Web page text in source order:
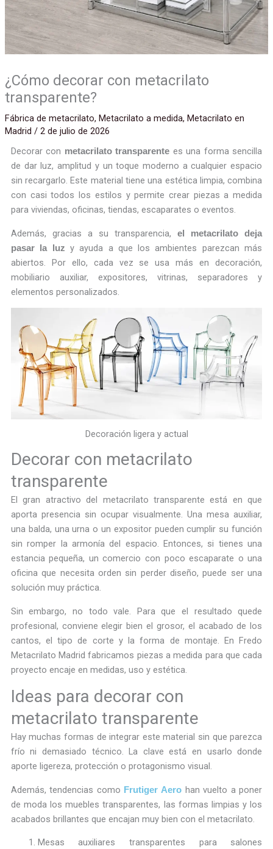
¿Cómo decorar con metacrilato
transparente?
Fábrica de metacrilato, Metacrilato a medida, Metacrilato en
Madrid / 2 de julio de 2026
Decorar con metacrilato transparente es una forma sencilla
de dar luz, amplitud y un toque moderno a cualquier espacio
sin recargarlo. Este material tiene una estética limpia, combina
con casi todos los estilos y permite crear piezas a medida
para viviendas, oficinas, tiendas, escaparates o eventos.
Además, gracias a su transparencia,el metacrilato deja
pasar la luz y ayuda a que los ambientes parezcan más
abiertos. Por ello, cada vez se usa más en decoración,
mobiliario auxiliar, expositores, vitrinas, separadores y
elementos personalizados.
Decoración ligera y actual
Decorar con metacrilato
transparente
El gran atractivo del metacrilato transparente está en que
aporta presencia sin ocupar visualmente. Una mesa auxiliar,
una balda, una urna o un expositor pueden cumplir su función
sin romper la armonía del espacio. Entonces, si tienes una
estancia pequeña, un comercio con poco escaparate o una
oficina que necesita orden sin perder diseño, puede ser una
solución muy práctica.
Sin embargo, no todo vale. Para que el resultado quede
profesional, conviene elegir bien el grosor, el acabado de los
cantos, el tipo de corte y la forma de montaje. En Fredo
Metacrilato Madrid fabricamos piezas a medida para que cada
proyecto encaje en medidas, uso y estética.
Ideas para decorar con
metacrilato transparente
Hay muchas formas de integrar este material sin que parezca
frío ni demasiado técnico. La clave está en usarlo donde
aporte ligereza, protección o protagonismo visual.
Además, tendencias como Frutiger Aero han vuelto a poner
de moda los muebles transparentes, las formas limpias y los
acabados brillantes que encajan muy bien con el metacrilato.
Mesas auxiliares transparentes para salones